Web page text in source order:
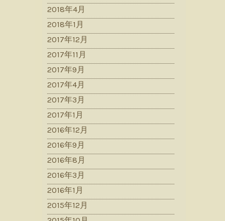
2018年4月
2018年1月
2017年12月
2017年11月
2017年9月
2017年4月
2017年3月
2017年1月
2016年12月
2016年9月
2016年8月
2016年3月
2016年1月
2015年12月